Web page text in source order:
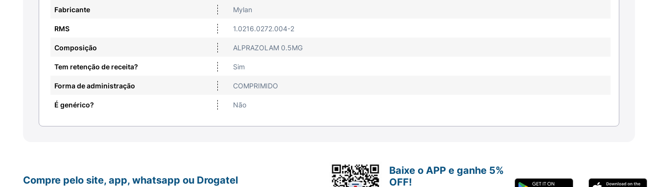
Fabricante Mylan
RMS 1.0216.0272.004-2
Composição ALPRAZOLAM 0.5MG
Tem retenção de receita? Sim
Forma de administração COMPRIMIDO
É genérico? Não
Compre pelo site, app, whatsapp ou Drogatel
Baixe o APP e ganhe 5%
OFF!